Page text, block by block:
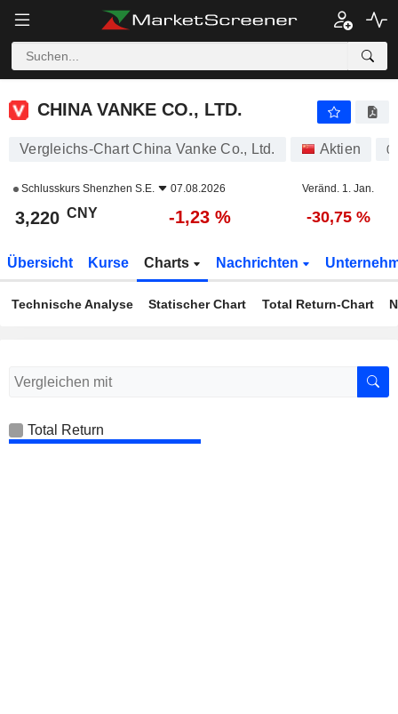
CHINA VANKE CO., LTD.
CHINA VANKE CO., LTD.
Vergleichs-Chart China Vanke Co., Ltd. Aktien
Schlusskurs Shenzhen S.E. 07.08.2026 Veränd. 1. Jan.
3,220 CNY -1,23 % -30,75 %
Übersicht Kurse Charts Nachrichten
Technische Analyse Statischer Chart Total Return-Chart
Total Return